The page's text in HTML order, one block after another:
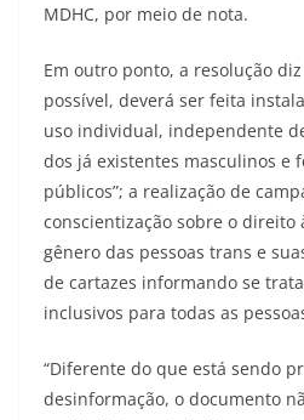
MDHC, por meio de nota.
Em outro ponto, a resolução
possível, deverá ser feita
uso individual, independente
dos já existentes masculinos e
públicos”; a realização de
conscientização sobre o direito
gênero das pessoas trans e
de cartazes informando se
inclusivos para todas as
“Diferente do que está sendo
desinformação, o documento